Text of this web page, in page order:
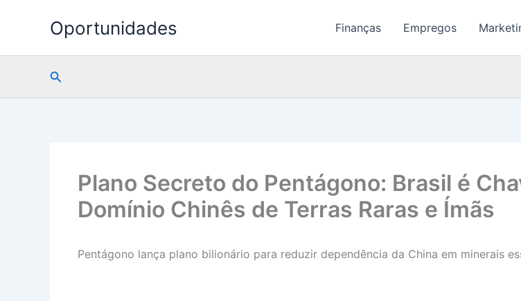
Oportunidades Finanças Empregos
Pesquisar
Plano Secreto do Pentágono: Brasil é
Domínio Chinês de Terras Raras e Ímãs
Pentágono lança plano bilionário para reduzir dependência da China em minerais